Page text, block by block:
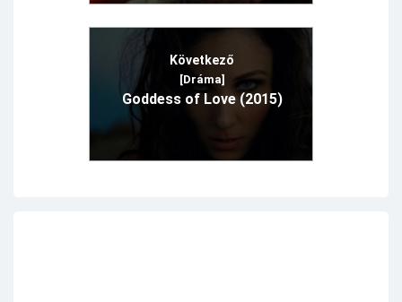
Következő
[Dráma]
Goddess of Love (2015)